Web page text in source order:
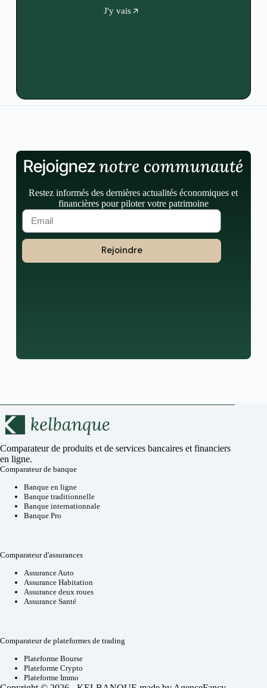
J'y vais
Rejoigneznotre communauté
Restez informés des dernières actualités économiques et
financières pour piloter votre patrimoine
Rejoindre
Comparateur de produits et de services bancaires et financiers
en ligne.
Comparateur de banque
Banque en ligne
Banque traditionnelle
Banque internationnale
Banque Pro
Comparateur d'assurances
Assurance Auto
Assurance Habitation
Assurance deux roues
Assurance Santé
Comparateur de plateformes de trading
Plateforme Bourse
Plateforme Crypto
Plateforme Immo